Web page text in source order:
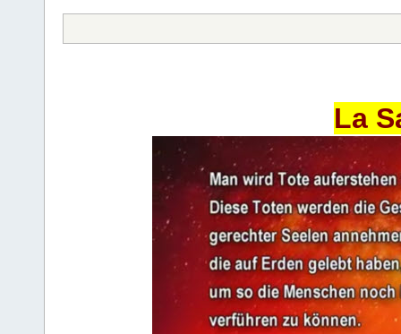
La